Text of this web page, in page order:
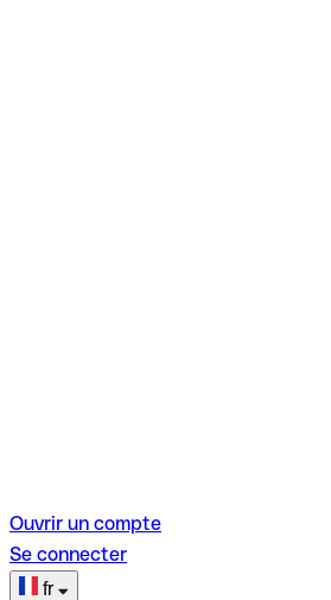
Ouvrir un compte
Se connecter
fr